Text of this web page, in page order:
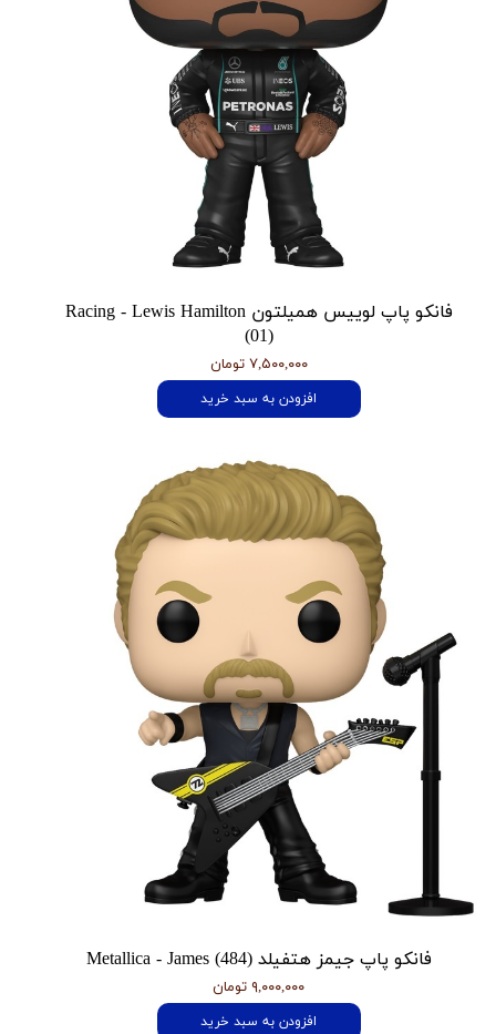
فانکو پاپ لوییس همیلتون Racing - Lewis Hamilton
(01)
۷,۵۰۰,۰۰۰ تومان
افزودن به سبد خرید
فانکو پاپ جیمز هتفیلد Metallica - James (484)
۹,۰۰۰,۰۰۰ تومان
افزودن به سبد خرید